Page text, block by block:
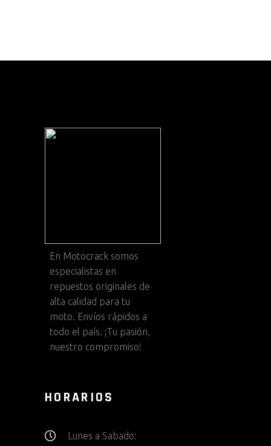
En Motocrack somos
especialistas en
repuestos originales de
alta calidad para tu
moto. Envíos rápidos a
todo el país. ¡Tu pasión,
nuestro compromiso!
HORARIOS
Lunes a Sabado: